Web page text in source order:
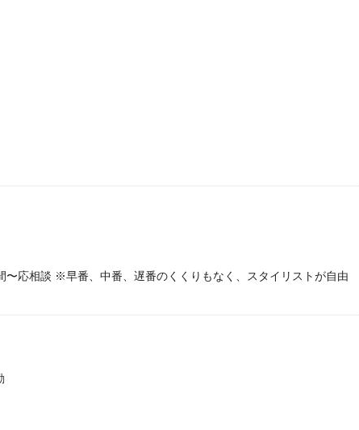
〜応相談 ※早番、中番、遅番のくくりもなく、スタイリストが自由